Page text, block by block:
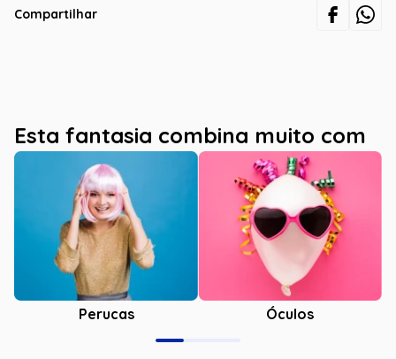
Compartilhar
Esta fantasia combina muito com
Perucas Óculos